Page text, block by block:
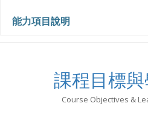
能力項目說明
課程目標
Course Objectives &